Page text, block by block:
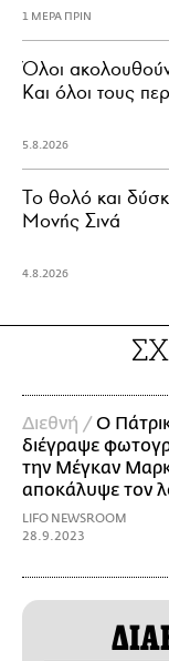
1 ΜΕΡΑ ΠΡΙΝ
Όλοι
Και όλοι τους
5.8.2026
Το θολό και
Μονής Σινά
4.8.2026
Διεθνή /Ο
διέγραψε
την Μέγκαν
αποκάλυψε τον
LIFO NEWSROOM
28.9.2023